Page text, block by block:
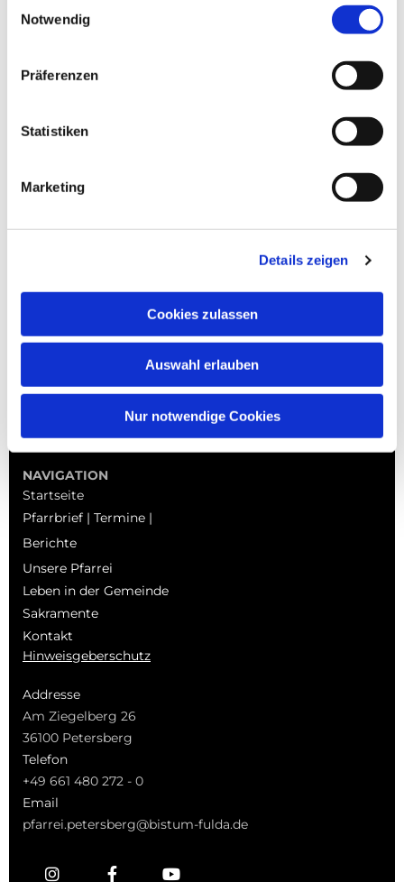
Notwendig
Präferenzen
Statistiken
Marketing
Details zeigen
Cookies zulassen
Auswahl erlauben
Nur notwendige Cookies
NAVIGATION
Startseite
Pfarrbrief | Termine |
Berichte
Unsere Pfarrei
Leben in der Gemeinde
Sakramente
Kontakt
Hinweisgeberschutz
Addresse
Am Ziegelberg 26
36100 Petersberg
Telefon
+49 661 480 272 - 0
Email
pfarrei.petersberg@bistum-fulda.de